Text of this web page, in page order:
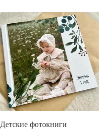
Детские фотокниги